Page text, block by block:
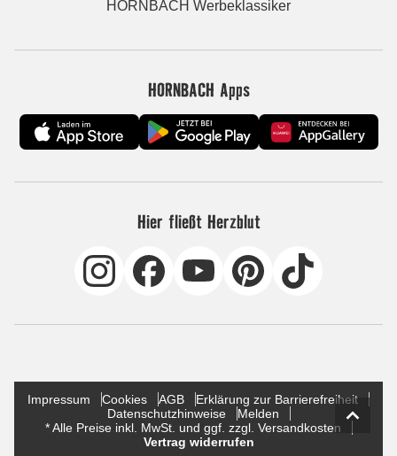
HORNBACH Werbeklassiker
HORNBACH Apps
Hier fließt Herzblut
Impressum Cookies AGB
Erklärung zur Barrierefreiheit
Datenschutzhinweise
Melden
* Alle Preise inkl. MwSt. und ggf. zzgl. Versandkosten
Vertrag widerrufen